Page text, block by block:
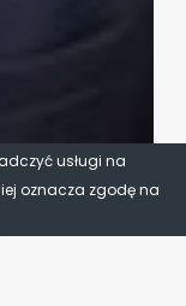
usługi na
oznacza zgodę na